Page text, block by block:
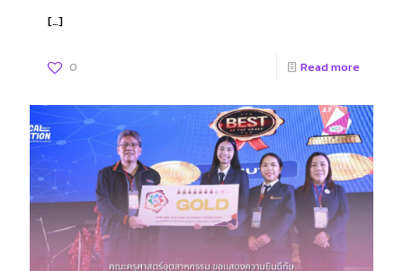
[…]
0 Read more